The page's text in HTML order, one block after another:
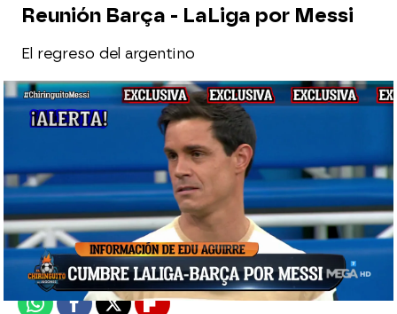
Reunión Barça - LaLiga por Messi
El regreso del argentino
El Chiringuito
Publicado:27 de abril de 2023, 04:14